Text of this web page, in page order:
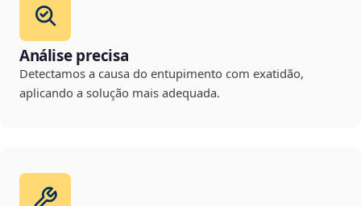
Análise precisa
Detectamos a causa do entupimento com exatidão,
aplicando a solução mais adequada.